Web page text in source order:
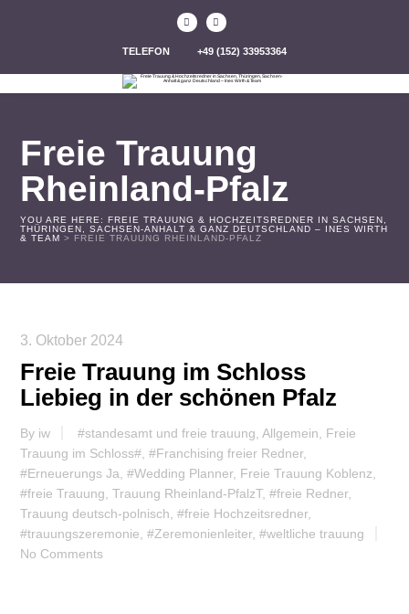
TELEFON +49 (152) 33953364
Freie Trauung
Rheinland-Pfalz
YOU ARE HERE: FREIE TRAUUNG & HOCHZEITSREDNER IN SACHSEN,
THÜRINGEN, SACHSEN-ANHALT & GANZ DEUTSCHLAND – INES WIRTH
& TEAM > FREIE TRAUUNG RHEINLAND-PFALZ
3. Oktober 2024
Freie Trauung im Schloss
Liebieg in der schönen Pfalz
By iw #standesamt und freie trauung ,Allgemein
Freie
Trauung im Schloss# ,#Franchising freier Redner,
#Erneuerungs Ja ,#Wedding Planner, Freie Trauung Koblenz
#freie Trauung ,Trauung Rheinland-PfalzT,#freie Redner,
Trauung deutsch-polnisch ,#freie Hochzeitsredner,
#trauungszeremonie ,#Zeremonienleiter,#weltliche trauung
No Comments